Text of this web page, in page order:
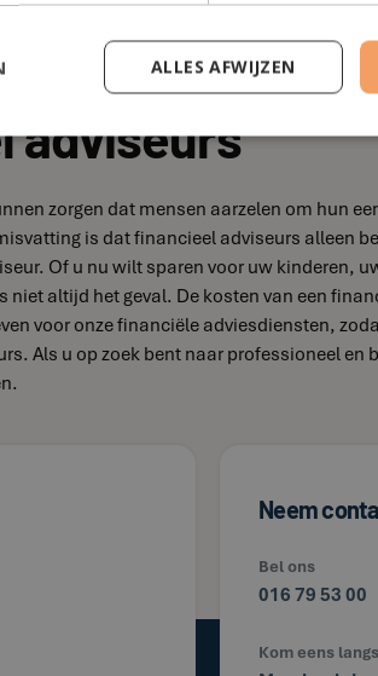
adviseurs
zorgen dat mensen aarzelen om hun
is dat financieel adviseurs alleen
Of u nu wilt sparen voor uw kinderen,
altijd het geval. De kosten van een
voor onze financiële adviesdiensten,
Als u op zoek bent naar professioneel
Neem
Bel ons
016 79 53 00
Kom eens langs
ALLES AFWIJZEN